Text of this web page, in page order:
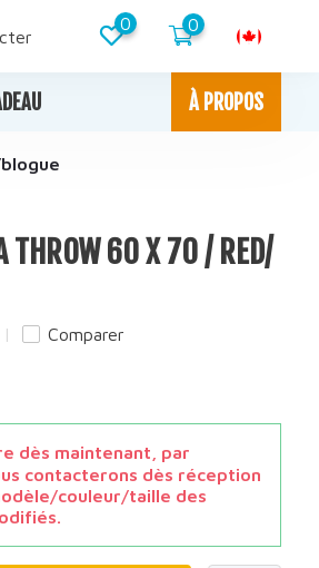
0 0
À PROPOS
THROW 60 X 70 / RED/
Comparer
dès maintenant, par
contacterons dès réception
couleur/taille des